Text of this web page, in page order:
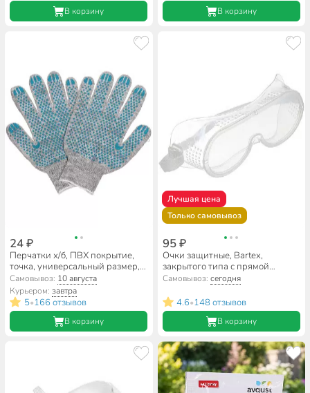
В корзину В корзину
24 ₽
Перчатки х/б, ПВХ покрытие,
точка, универсальный размер,
10 класс вязки, 5 нитей, серая
основа, в ассортименте, Золотая
перчатка
Самовывоз: 10 августа
Курьером:завтра
5•166 отзывов
В корзину
Лучшая цена
Только самовывоз
95 ₽
Очки защитные, Bartex,
закрытого типа с прямой
вентиляцией, 1341105
Самовывоз: сегодня
4.6•148 отзывов
В корзину